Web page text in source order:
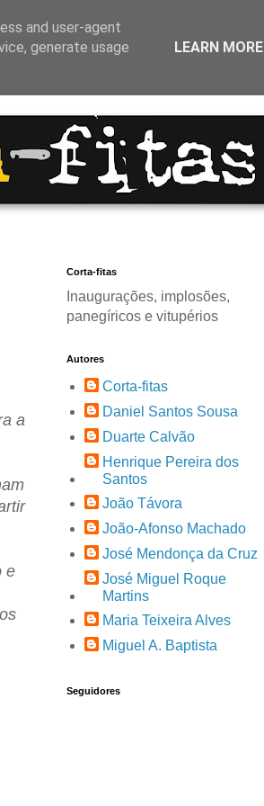
a
e
Corta-fitas
Inaugurações, implosões,
panegíricos e vitupérios
Autores
Corta-fitas
Daniel Santos Sousa
Duarte Calvão
Henrique Pereira dos
Santos
João Távora
João-Afonso Machado
José Mendonça da Cruz
José Miguel Roque
Martins
Maria Teixeira Alves
Miguel A. Baptista
Seguidores
and user-agent
generate usage
LEARN MORE